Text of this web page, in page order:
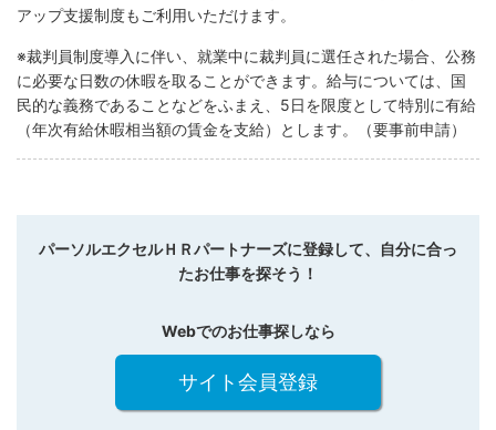
アップ支援制度もご利用いただけます。
※裁判員制度導入に伴い、就業中に裁判員に選任された場合、公務
に必要な日数の休暇を取ることができます。給与については、国
民的な義務であることなどをふまえ、5日を限度として特別に有給
（年次有給休暇相当額の賃金を支給）とします。（要事前申請）
パーソルエクセルＨＲパートナーズに登録して、自分に合っ
たお仕事を探そう！
Webでのお仕事探しなら
サイト会員登録